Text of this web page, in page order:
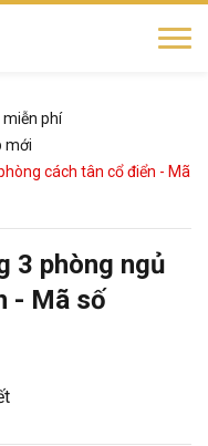
miễn phí
mới
cách tân cổ điển - Mã
3 phòng ngủ
- Mã số